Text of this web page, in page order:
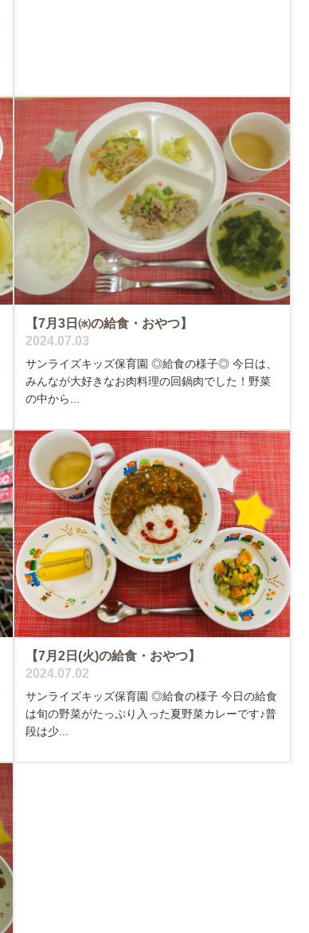
【7月3日㈬の給食・おやつ】
2024.07.03
サンライズキッズ保育園 ◎給食の様子◎ 今日は、
みんなが大好きなお肉料理の回鍋肉でした！野菜
の中から...
【7月2日(火)の給食・おやつ】
2024.07.02
サンライズキッズ保育園 ◎給食の様子 今日の給食
は旬の野菜がたっぷり入った夏野菜カレーです♪普
段は少...